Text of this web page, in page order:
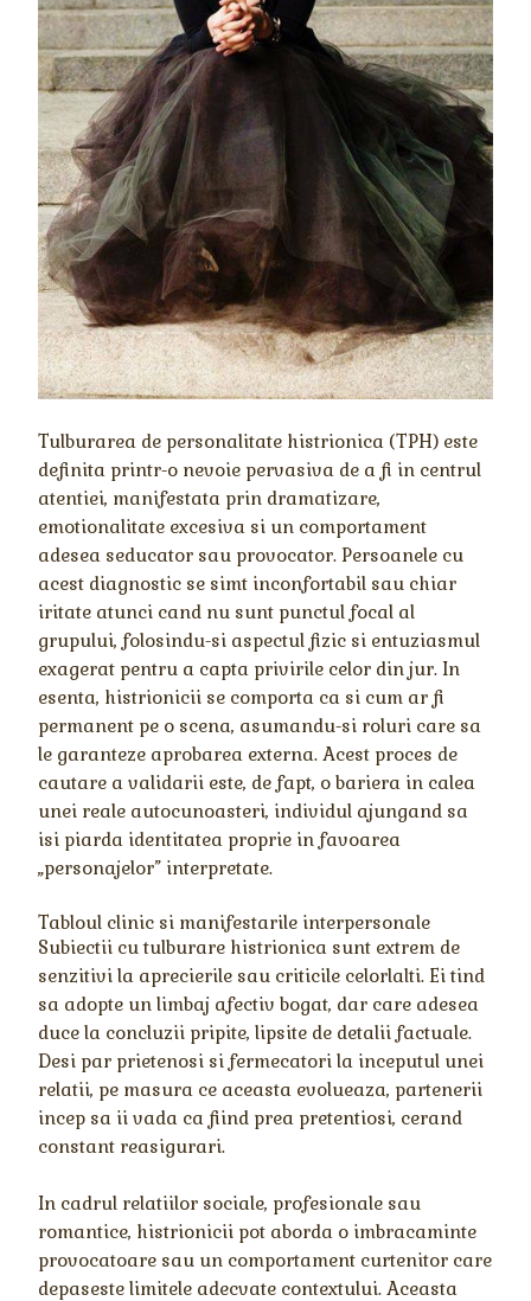
Tulburarea de personalitate histrionica (TPH) este
definita printr-o nevoie pervasiva de a fi in centrul
atentiei, manifestata prin dramatizare,
emotionalitate excesiva si un comportament
adesea seducator sau provocator. Persoanele cu
acest diagnostic se simt inconfortabil sau chiar
iritate atunci cand nu sunt punctul focal al
grupului, folosindu-si aspectul fizic si entuziasmul
exagerat pentru a capta privirile celor din jur. In
esenta, histrionicii se comporta ca si cum ar fi
permanent pe o scena, asumandu-si roluri care sa
le garanteze aprobarea externa. Acest proces de
cautare a validarii este, de fapt, o bariera in calea
unei reale autocunoasteri, individul ajungand sa
isi piarda identitatea proprie in favoarea
„personajelor” interpretate.
Tabloul clinic si manifestarile interpersonale
Subiectii cu tulburare histrionica sunt extrem de
senzitivi la aprecierile sau criticile celorlalti. Ei tind
sa adopte un limbaj afectiv bogat, dar care adesea
duce la concluzii pripite, lipsite de detalii factuale.
Desi par prietenosi si fermecatori la inceputul unei
relatii, pe masura ce aceasta evolueaza, partenerii
incep sa ii vada ca fiind prea pretentiosi, cerand
constant reasigurari.
In cadrul relatiilor sociale, profesionale sau
romantice, histrionicii pot aborda o imbracaminte
provocatoare sau un comportament curtenitor care
depaseste limitele adecvate contextului. Aceasta